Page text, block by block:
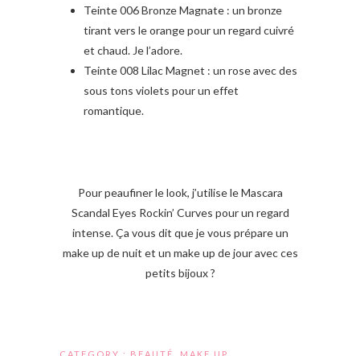
Teinte 006 Bronze Magnate : un bronze
tirant vers le orange pour un regard cuivré
et chaud. Je l’adore.
Teinte 008 Lilac Magnet : un rose avec des
sous tons violets pour un effet
romantique.
Pour peaufiner le look, j’utilise le Mascara
Scandal Eyes Rockin’ Curves pour un regard
intense. Ça vous dit que je vous prépare un
make up de nuit et un make up de jour avec ces
petits bijoux ?
CATEGORY : BEAUTÉ MAKE UP